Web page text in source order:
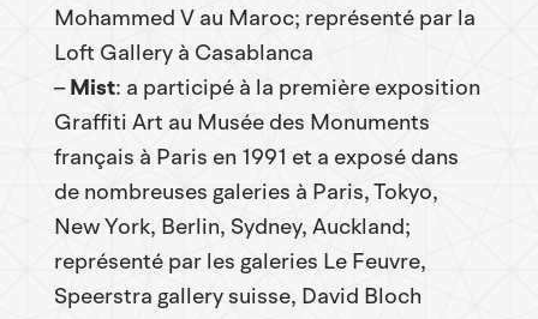
Mohammed V au Maroc; représenté par la
Loft Gallery à Casablanca
–Mist: a participé à la première exposition
Graffiti Art au Musée des Monuments
français à Paris en 1991 et a exposé dans
de nombreuses galeries à Paris, Tokyo,
New York, Berlin, Sydney, Auckland;
représenté par les galeries Le Feuvre,
Speerstra gallery suisse, David Bloch